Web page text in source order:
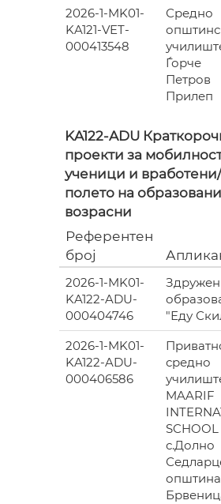
2026-1-MK01-
KA121-VET-
000413548
Средно
Ѓорче
Петров
Прилеп
KA122-ADU
проекти за
ученици и
полето на
возрасни
Референтен
број
2026-1-MK01-
KA122-ADU-
000404746
"Еду
2026-1-MK01-
KA122-ADU-
000406586
средно
MAARIF
SCHOOL
с.Долно
општина